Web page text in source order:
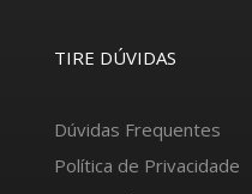
TIRE DÚVIDAS
Dúvidas Frequentes
Política de Privacidade